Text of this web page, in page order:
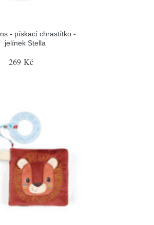
- pískací chrastítko -
jelínek Stella
269 Kč